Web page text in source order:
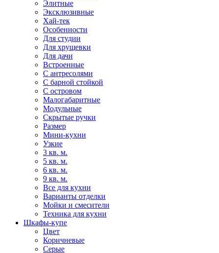
Элитные
Эксклюзивные
Хай-тек
Особенности
Для студии
Для хрущевки
Для дачи
Встроенные
С антресолями
С барной стойкой
С островом
Малогабаритные
Модульные
Скрытые ручки
Размер
Мини-кухни
Узкие
3 кв. м.
5 кв. м.
6 кв. м.
9 кв. м.
Все для кухни
Варианты отделки
Мойки и смесители
Техника для кухни
Шкафы-купе
Цвет
Коричневые
Серые